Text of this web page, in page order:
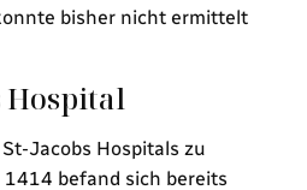
bisher nicht ermittelt
Hospital
Jacobs Hospitals zu
befand sich bereits